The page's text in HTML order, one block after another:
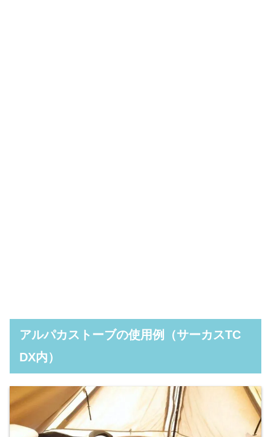
アルパカストーブの使用例（サーカスTC
DX内）